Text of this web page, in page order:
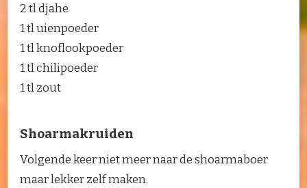
2 tl djahe
1 tl uienpoeder
1 tl knoflookpoeder
1 tl chilipoeder
1 tl zout
Shoarmakruiden
Volgende keer niet meer naar de shoarmaboer
maar lekker zelf maken.